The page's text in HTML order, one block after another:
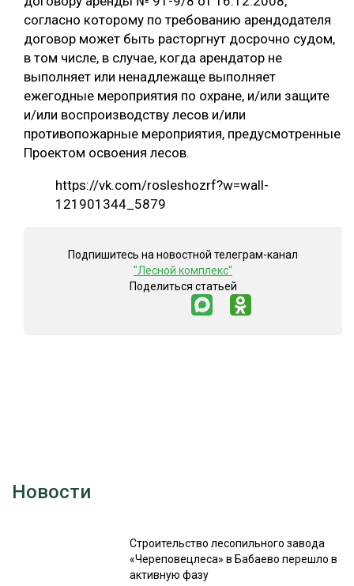
согласно которому по требованию арендодателя
договор может быть расторгнут досрочно судом,
в том числе, в случае, когда арендатор не
выполняет или ненадлежаще выполняет
ежегодные мероприятия по охране, и/или защите
и/или воспроизводству лесов и/или
противопожарные мероприятия, предусмотренные
Проектом освоения лесов.
https://vk.com/rosleshozrf?w=wall-
121901344_5879
Подпишитесь на новостной телеграм-канал
"Лесной комплекс"
Поделиться статьей
Новости
Строительство лесопильного завода
«Череповецлеса» в Бабаево перешло в
активную фазу